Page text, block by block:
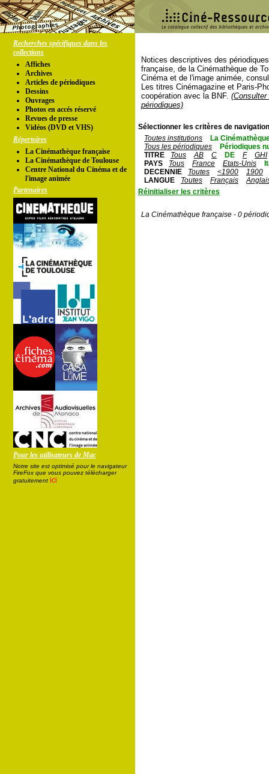
Recherches spécifiques dans les
collections
Affiches
Archives
Articles de périodiques
Dessins
Ouvrages
Photos en accés réservé
Revues de presse
Vidéos (DVD et VHS)
Répertoires
La Cinémathèque française
La Cinémathèque de Toulouse
Centre National du Cinéma et de
l'image animée
Partenaires
Pour les utilisateurs de Mac
Notre site est optimisé pour le navigateur
FireFox que vous pouvez télécharger
gratuitement ici
Notices descriptives des
française, de la Cinémathèque de
Cinéma et de l'image animée,
Les titres Cinémagazine et Paris-
coopération avec la BNF.
périodiques)
Sélectionner les critères de
Toutes institutions
La
Tous les périodiques
Périodiques
TITRE
Tous AB C DE F
GHI
PAYS
Tous France Etats-Unis
DECENNIE
Toutes <1900
1900
LANGUE
Toutes Français
Réinitialiser les critères
La Cinémathèque française - 0